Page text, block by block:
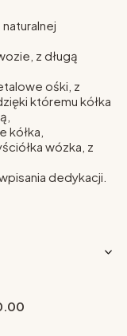
z długą
ośki, z
któremu kółka
wózka, z
dedykacji.